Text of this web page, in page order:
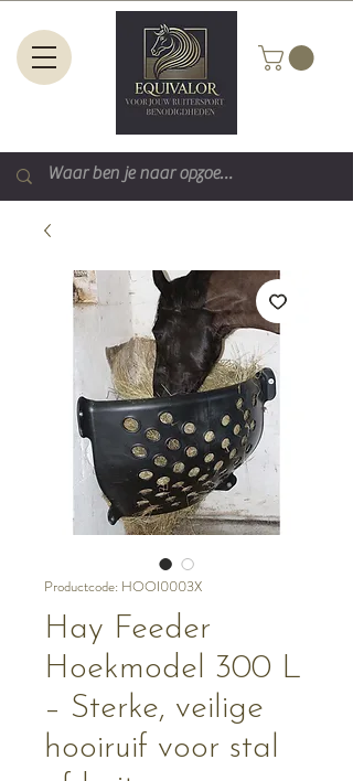
Productcode: HOOI0003X
Hay Feeder
Hoekmodel 300 L
– Sterke, veilige
hooiruif voor stal